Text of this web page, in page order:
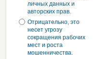
личных данных и
авторских прав.
Отрицательно, это
несет угрозу
сокращения рабочих
мест и роста
мошенничества.